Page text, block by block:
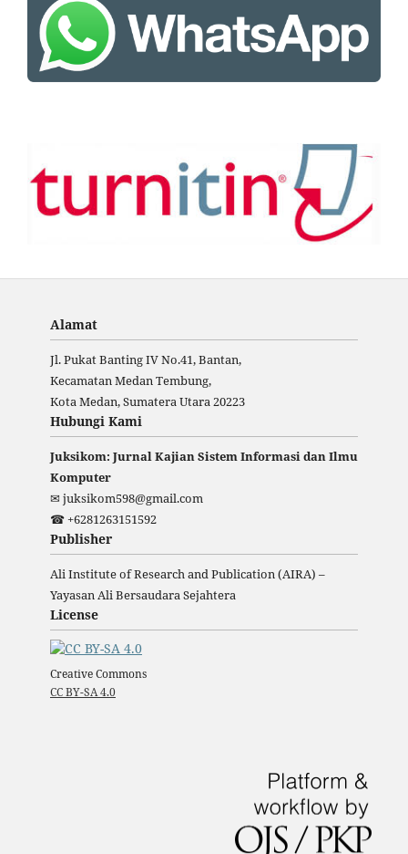
Alamat
Jl. Pukat Banting IV No.41, Bantan,
Kecamatan Medan Tembung,
Kota Medan, Sumatera Utara 20223
Hubungi Kami
Juksikom: Jurnal Kajian Sistem Informasi dan Ilmu
Komputer
✉ juksikom598@gmail.com
☎ +6281263151592
Publisher
Ali Institute of Research and Publication (AIRA) –
Yayasan Ali Bersaudara Sejahtera
License
Creative Commons
CC BY-SA 4.0